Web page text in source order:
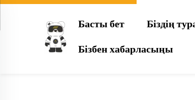
Басты бет Біздің
Бізбен хабарласыңы